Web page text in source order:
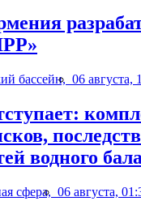
бассейн, 06 августа,
водного
сфера, 06 августа,